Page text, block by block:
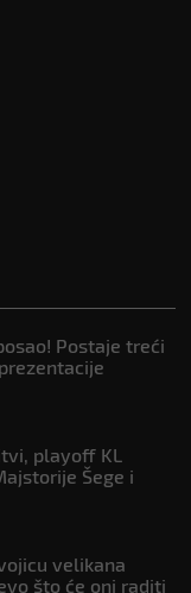
Postaje treći
playoff KL
Šege i
velikana
što će oni raditi